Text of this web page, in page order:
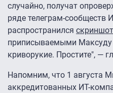
случайно, получат
ряде телеграм-сообществ
распространился скриншот
приписываемыми
криворукие. Простите", —
Напомним, что 1 августа
аккредитованных ИТ-